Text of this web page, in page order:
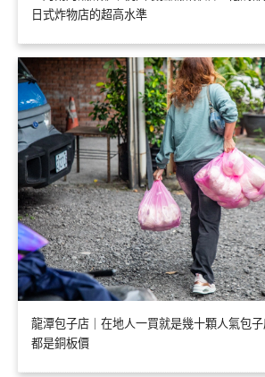
日式炸物店的超高水準
龍潭包子店｜在地人一買就是幾十顆人氣包
都是銅板價